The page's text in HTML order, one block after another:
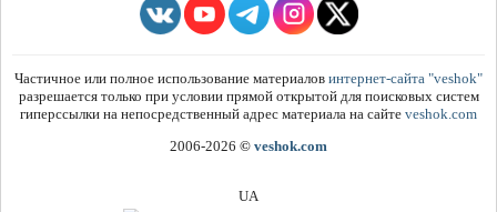
Частичное или полное использование материалов интернет-сайта "veshok"
разрешается только при условии прямой открытой для поисковых систем
гиперссылки на непосредственный адрес материала на сайте veshok.com
2006-2026 © veshok.com
UA